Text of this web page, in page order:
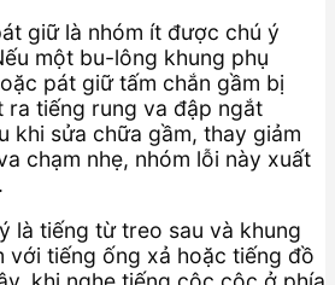
giữ là nhóm ít được chú ý
một bu-lông khung phụ
pát giữ tấm chắn gầm bị
ra tiếng rung va đập ngắt
khi sửa chữa gầm, thay giảm
chạm nhẹ, nhóm lỗi này xuất
là tiếng từ treo sau và khung
với tiếng ống xả hoặc tiếng đồ